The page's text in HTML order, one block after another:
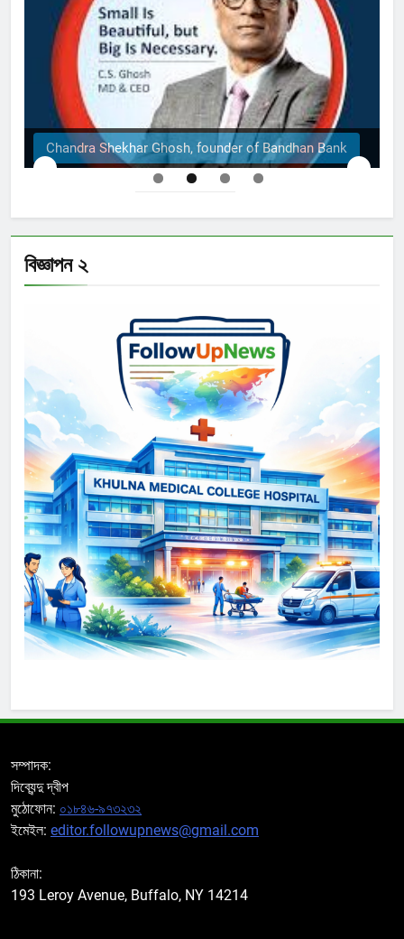
Chandra Shekhar Ghosh, founder of Bandhan Bank
বিজ্ঞাপন ২
সম্পাদক:
দিব্যেন্দু দ্বীপ
মুঠোফোন: ০১৮৪৬-৯৭৩২৩২
ইমেইল: editor.followupnews@gmail.com
ঠিকানা:
193 Leroy Avenue, Buffalo, NY 14214